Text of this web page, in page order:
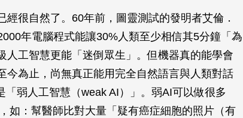
很自然了。60年前，圖靈測試的發明者艾倫．
年電腦程式能讓30%人類至少相信其5分鐘「為
人工智慧更能「迷倒眾生」。但機器真的能學會
今為止，尚無真正能用完全自然語言與人類對話
弱人工智慧（weak AI）」。弱AI可以做很多
如：幫醫師比對大量「疑有癌症細胞的照片（有